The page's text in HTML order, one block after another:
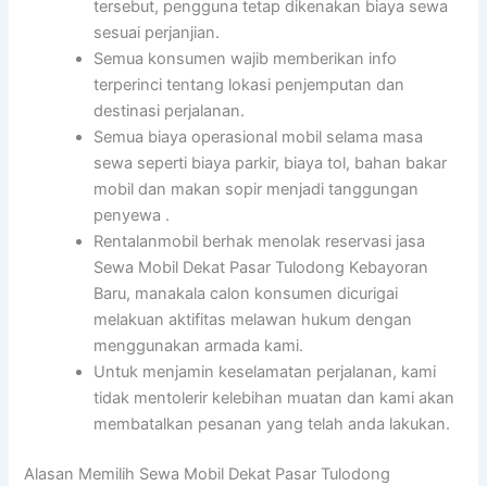
tersebut, pengguna tetap dikenakan biaya sewa
sesuai perjanjian.
Semua konsumen wajib memberikan info
terperinci tentang lokasi penjemputan dan
destinasi perjalanan.
Semua biaya operasional mobil selama masa
sewa seperti biaya parkir, biaya tol, bahan bakar
mobil dan makan sopir menjadi tanggungan
penyewa .
Rentalanmobil berhak menolak reservasi jasa
Sewa Mobil Dekat Pasar Tulodong Kebayoran
Baru, manakala calon konsumen dicurigai
melakuan aktifitas melawan hukum dengan
menggunakan armada kami.
Untuk menjamin keselamatan perjalanan, kami
tidak mentolerir kelebihan muatan dan kami akan
membatalkan pesanan yang telah anda lakukan.
Alasan Memilih Sewa Mobil Dekat Pasar Tulodong